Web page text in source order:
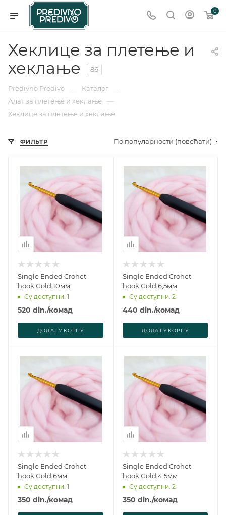
0
Хеклице за плетење и
хеклање
86
Predivno Predivo — Каталог —
Алат за плетење и хеклање —
Хеклице за плетење и хеклање
ФИЛЬТР По популарности (повећати)
Single Ended Crohet
hook Gold 10мм
Су доступни: 1
520 din./комад
ДОДАJ У КОРПУ
Single Ended Crohet
hook Gold 6,5мм
Су доступни: 2
440 din./комад
ДОДАJ У КОРПУ
Single Ended Crohet
hook Gold 6мм
Су доступни: 1
350 din./комад
Single Ended Crohet
hook Gold 4,5мм
Су доступни: 2
350 din./комад